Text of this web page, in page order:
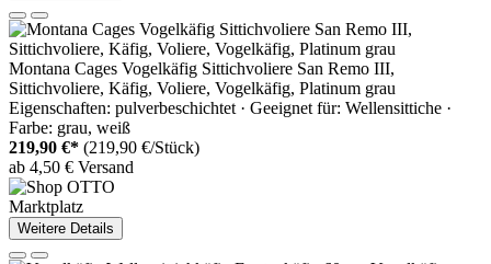
Montana Cages Vogelkäfig Sittichvoliere San Remo III,
Sittichvoliere, Käfig, Voliere, Vogelkäfig, Platinum grau
Eigenschaften: pulverbeschichtet · Geeignet für: Wellensittiche ·
Farbe: grau, weiß
219,90 €* (219,90 €/Stück)
ab 4,50 € Versand
Marktplatz
Weitere Details